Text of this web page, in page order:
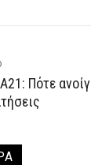
Πότε